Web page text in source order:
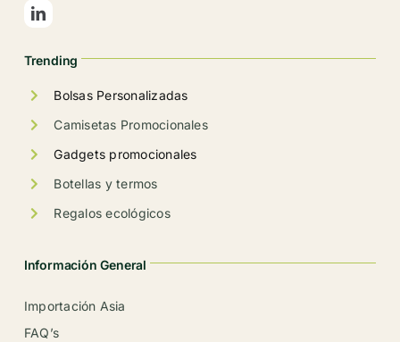
de
producto
Trending
Bolsas Personalizadas
Camisetas Promocionales
Gadgets promocionales
Botellas y termos
Regalos ecológicos
Información General
Importación Asia
FAQ’s